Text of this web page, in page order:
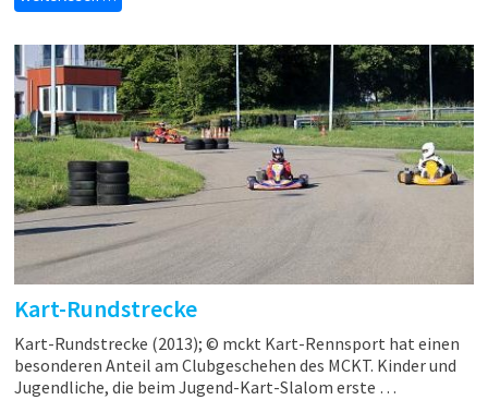
Kart-Rundstrecke
Kart-Rundstrecke (2013); © mckt Kart-Rennsport hat einen
besonderen Anteil am Clubgeschehen des MCKT. Kinder und
Jugendliche, die beim Jugend-Kart-Slalom erste …